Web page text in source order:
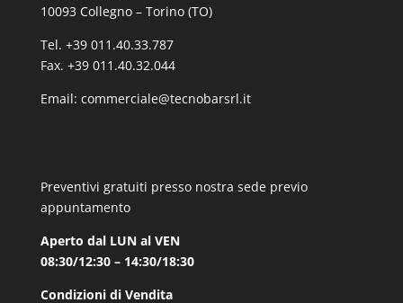
10093 Collegno – Torino (TO)
Tel. +39 011.40.33.787
Fax. +39 011.40.32.044
Email: commerciale@tecnobarsrl.it
Preventivi gratuiti presso nostra sede previo
appuntamento
Aperto dal LUN al VEN
08:30/12:30 – 14:30/18:30
Condizioni di Vendita